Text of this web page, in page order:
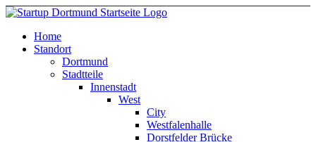
Home
Standort
Dortmund
Stadtteile
Innenstadt
West
City
Westfalenhalle
Dorstfelder Brücke